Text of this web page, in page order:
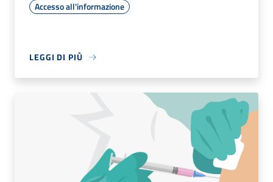
Accesso all'informazione
LEGGI DI PIÙ